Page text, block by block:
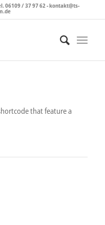
06109 / 37 97 62 - kontakt@ts-
that feature a